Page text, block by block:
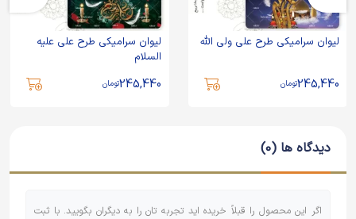
لیوان سرامیکی طرح علی ولی الله
245,440تومان
لیوان سرامیکی طرح علی علیه
السلام
245,440تومان
دیدگاه ها (0)
اگر این محصول را قبلاً خریده اید تجربه تان را به دیگران بگویید. با ثبت